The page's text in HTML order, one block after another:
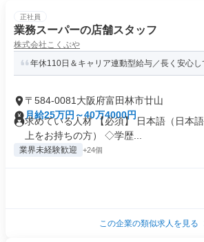
正社員
業務スーパーの店舗スタッフ
株式会社こくぶや
年休110日＆キャリア連動型給与／長く安心し
〒584-0081大阪府富田林市廿山
月給25万円～40万4000円
求めている人材 【必須】 日本語（日本
上をお持ちの方） ◇学歴...
業界未経験歓迎 +24個
この企業の類似求人を見る